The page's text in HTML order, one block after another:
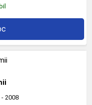
- 2008